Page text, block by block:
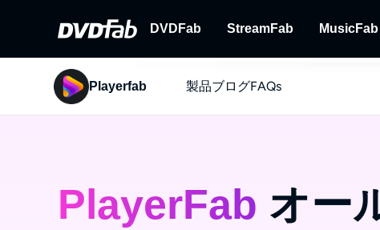
DVDFab
DVDFab
StreamFab
StreamFab
MusicFab
Playerfab 製品ブログFAQs
PlayerFab オー